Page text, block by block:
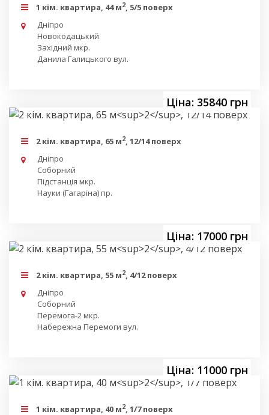
1 кім. квартира, 44 м2, 5/5 поверх
Дніпро
Новокодацький
Західний мкр.
Данила Галицького вул.
Ціна: 35840 грн
2 кім. квартира, 65 м2, 12/14 поверх
Дніпро
Соборний
Підстанція мкр.
Науки (Гагаріна) пр.
Ціна: 17000 грн
2 кім. квартира, 55 м2, 4/12 поверх
Дніпро
Соборний
Перемога-2 мкр.
Набережна Перемоги вул.
Ціна: 11000 грн
1 кім. квартира, 40 м2, 1/7 поверх